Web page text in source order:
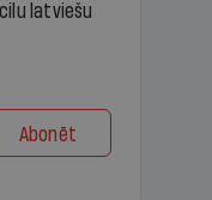
latviešu
Abonēt